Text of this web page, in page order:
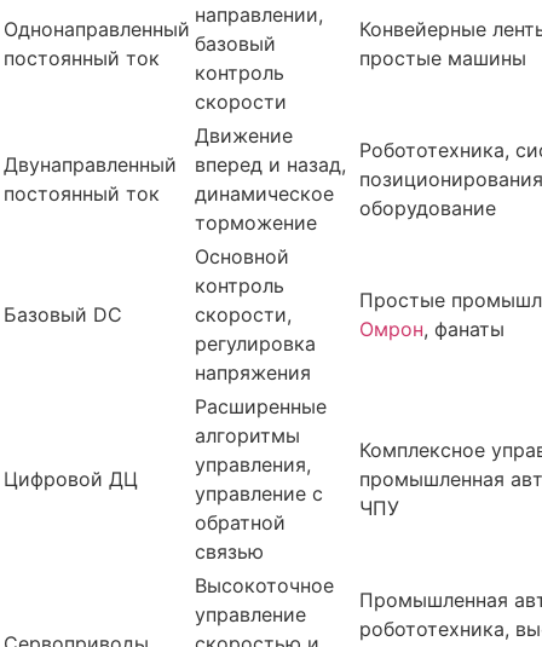
Однонаправленный
постоянный ток
направлении,
базовый
контроль
скорости
Конвейерные
простые машины
Двунаправленный
постоянный ток
Движение
вперед и назад,
динамическое
торможение
Робототехника,
оборудование
Базовый DC
Основной
контроль
скорости,
регулировка
напряжения
Простые
Омрон, фанаты
Цифровой ДЦ
Расширенные
алгоритмы
управления,
управление с
обратной
связью
Комплексное
промышленная
ЧПУ
Высокоточное
управление
Промышленная
робототехника,